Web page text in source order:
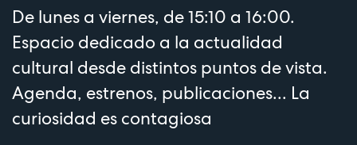
De lunes a viernes, de 15:10 a 16:00.
Espacio dedicado a la actualidad
cultural desde distintos puntos de vista.
Agenda, estrenos, publicaciones... La
curiosidad es contagiosa